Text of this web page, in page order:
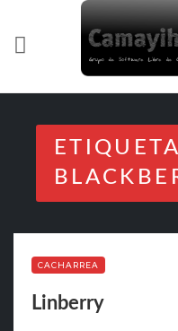
CACHARREA
Linberry